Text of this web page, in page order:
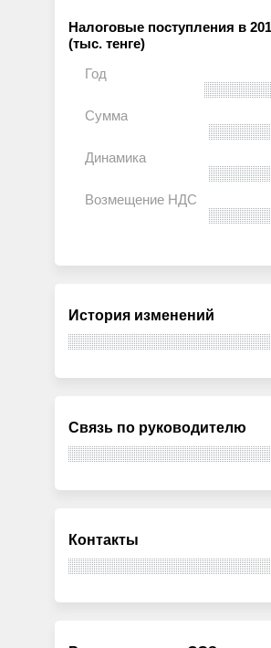
Налоговые поступления в
(тыс. тенге)
История изменений
Связь по руководителю
Контакты